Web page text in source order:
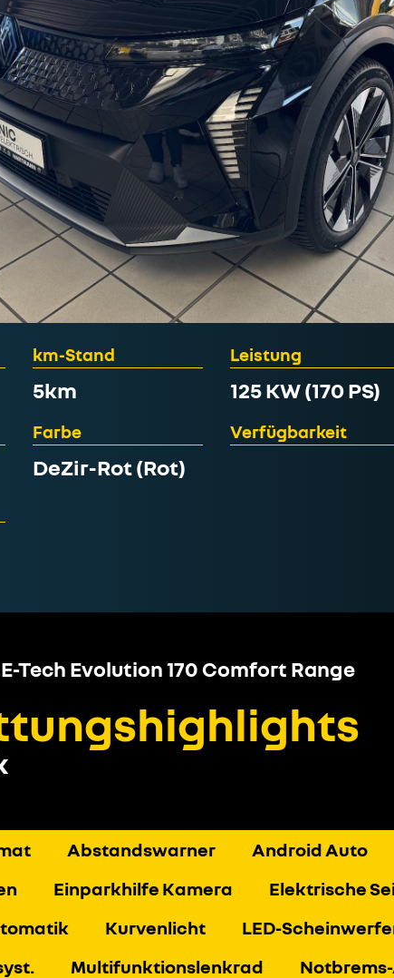
km-Stand
5km
Leistung
125 KW (170 PS)
Farbe
DeZir-Rot (Rot)
Verfügbarkeit
Tech Evolution 170 Comfort Range
Abstandswarner Android Auto
Einparkhilfe Kamera Elektrische
Kurvenlicht LED-
Multifunktionslenkrad